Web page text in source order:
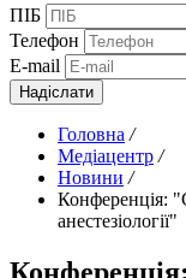
ПІБ
Телефон
E-mail
Надіслати
Головна /
Медіацентр /
Новини /
Конференція:
анестезіології"